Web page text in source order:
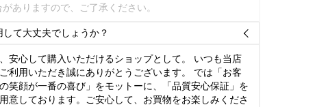
がありますので、ご了承ください。
して大丈夫でしょうか？ 
安心して購入いただけるショップとして。 いつも当店
利用いただき誠にありがとうございます。 では「お客
笑顔が一番の喜び」をモットーに、「品質安心保証」を
意しております。ご安心して、お買物をお楽しみくださ